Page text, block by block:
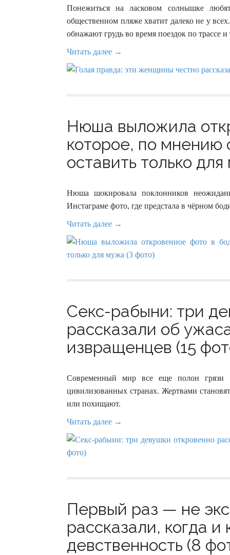
Понежиться на ласковом солнышке
общественном пляже хватит далеко не у
обнажают грудь во время поездок по трассе
Читать далее →
Нюша выложила
которое, по
оставить только
Нюша шокировала поклонников
Инстаграме фото, где предстала в чёрном
Читать далее →
Секс-рабыни: три
рассказали об
извращенцев (15
Современный мир все еще полон грязи
цивилизованных странах. Жертвами
или похищают.
Читать далее →
Первый раз — не
рассказали, когда и
девственность (8